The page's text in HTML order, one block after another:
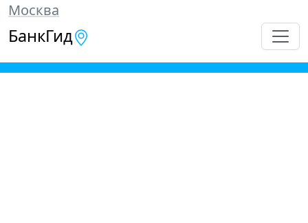
Москва
БанкГид